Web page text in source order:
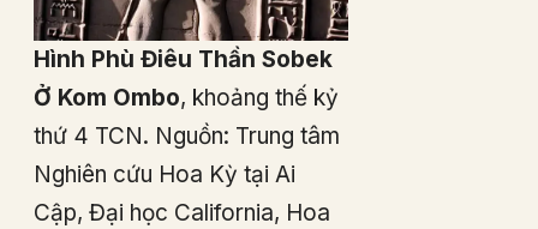
Hình Phù Điêu Thần Sobek
Ở Kom Ombo, khoảng thế kỷ
thứ 4 TCN. Nguồn: Trung tâm
Nghiên cứu Hoa Kỳ tại Ai
Cập, Đại học California, Hoa